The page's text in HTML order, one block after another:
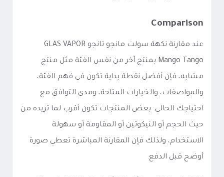
Comparison
عند مقارنة نكهة سولت مانجو تانجو GLAS VAPOR
Mango Tango بمنتج آخر من نفس الفئة مثل منتج
مشابه، فإن أفضل نقطة بداية تكون في فهم الفئة،
والمواصفات، والخيارات المتاحة، ومدى التوافق مع
احتياجك الحالي. بعض المنتجات تكون أقرب لما تريده من
حيث الحجم أو النيكوتين أو المقاومة أو سهولة
الاستخدام، ولذلك فإن المقارنة المباشرة تعطي صورة
أوضح قبل الدفع.